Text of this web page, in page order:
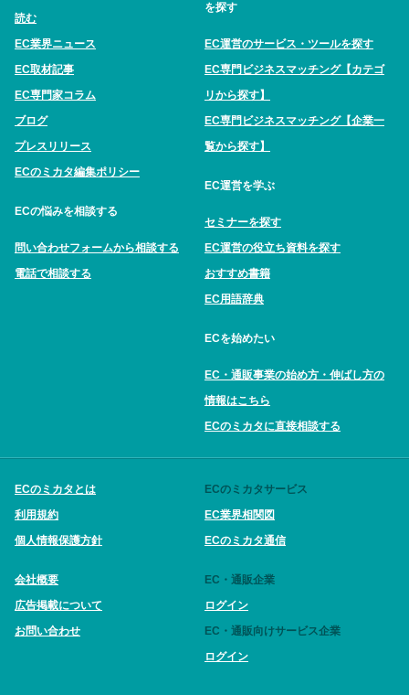
読む
EC業界ニュース
EC取材記事
EC専門家コラム
ブログ
プレスリリース
ECのミカタ編集ポリシー
ECの悩みを相談する
問い合わせフォームから相談する
電話で相談する
を探す
EC運営のサービス・ツールを探す
EC専門ビジネスマッチング【カテゴ
リから探す】
EC専門ビジネスマッチング【企業一
覧から探す】
EC運営を学ぶ
セミナーを探す
EC運営の役立ち資料を探す
おすすめ書籍
EC用語辞典
ECを始めたい
EC・通販事業の始め方・伸ばし方の
情報はこちら
ECのミカタに直接相談する
ECのミカタとは
利用規約
個人情報保護方針
会社概要
広告掲載について
お問い合わせ
ECのミカタサービス
EC業界相関図
ECのミカタ通信
EC・通販企業
ログイン
EC・通販向けサービス企業
ログイン